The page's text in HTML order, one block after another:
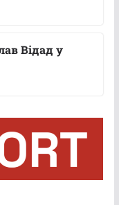
Відад у